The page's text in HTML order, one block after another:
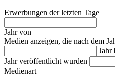
Erwerbungen der letzten Tage
Jahr von
Medien anzeigen, die nach dem
Jahr
Jahr veröffentlicht wurden
Medienart